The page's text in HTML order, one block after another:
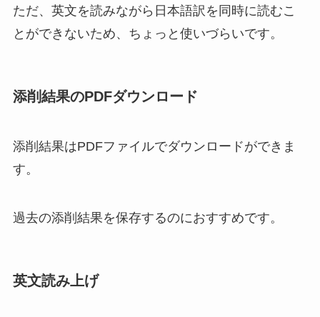
ただ、英文を読みながら日本語訳を同時に読むこ
とができないため、ちょっと使いづらいです。
添削結果のPDFダウンロード
添削結果はPDFファイルでダウンロードができま
す。
過去の添削結果を保存するのにおすすめです。
英文読み上げ